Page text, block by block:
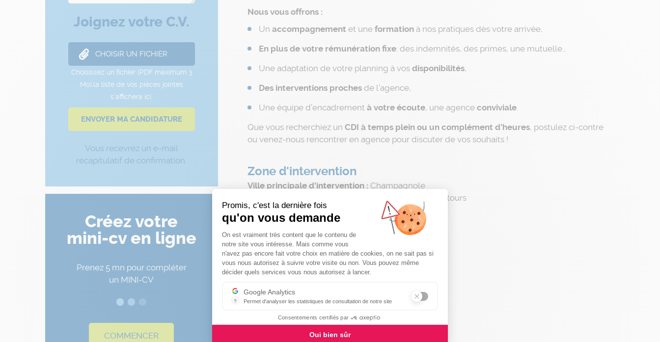
Joignez votre C.V.
Vous recevrez un e-mail
récapitulatif de confirmation.
Créez votre
mini-cv en ligne
Prenez 5 mn pour compléter
un MINI-CV
COMMENCER
Nous vous offrons :
Un accompagnement et une formationà nos pratiques dès votre arrivée,
En plus de votre rémunération fixe: des indemnités, des primes, une mutuelle…
Une adaptation de votre planning à vos disponibilités,
Des interventions prochesde l’agence,
Une équipe d’encadrement à votre écoute, une agence conviviale.
Que vous recherchiez un CDI à temps plein ou un complément d’heures, postulez ci-contre
ou venez-nous rencontrer en agence pour discuter de vos souhaits !
Zone d'intervention
Ville principale d'intervention : Champagnole
Alentours
Agence :Champagnole
Promis, c'est la dernière fois
qu'on vous demande
Plateforme de Gestion du Consentement : Personnalisez vos Options
On est vraiment très content que le contenu de
notre site vous intéresse. Mais comme vous
n'avez pas encore fait votre choix en matière de cookies, on ne sait pas si
vous nous autorisez à suivre votre visite ou non. Vous pouvez même
décider quels services vous nous autorisez à lancer.
?
Google Analytics
Permet d'analyser les statistiques de consultation de notre site
Consentements certifiés par
Oui bien sûr
Axeptio consent